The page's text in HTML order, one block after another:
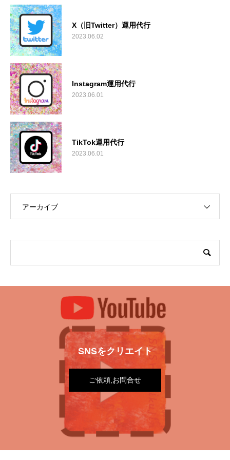
X（旧Twitter）運用代行
2023.06.02
Instagram運用代行
2023.06.01
TikTok運用代行
2023.06.01
アーカイブ
SNSをクリエイト
ご依頼,お問合せ